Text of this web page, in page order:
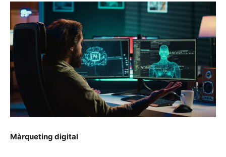
Màrqueting digital